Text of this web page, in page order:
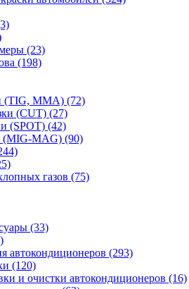
(23)
(198)
(TIG, MMA) (72)
(CUT) (27)
(SPOT) (42)
(MIG-MAG) (90)
газов (75)
(33)
автокондиционеров (293)
(120)
и очистки автокондиционеров (16)